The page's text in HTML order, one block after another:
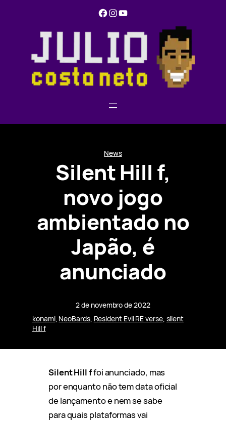
Facebook Instagram YouTube
News
Silent Hill f,
novo jogo
ambientado no
Japão, é
anunciado
2 de novembro de 2022
konami, NeoBards, Resident Evil RE verse, silent
Hill f
Silent Hill ffoi anunciado, mas
por enquanto não tem data oficial
de lançamento e nem se sabe
para quais plataformas vai